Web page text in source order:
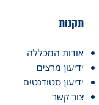
תקנות
אודות המכללה
ידיעון מרצים
ידיעון סטודנטים
צור קשר